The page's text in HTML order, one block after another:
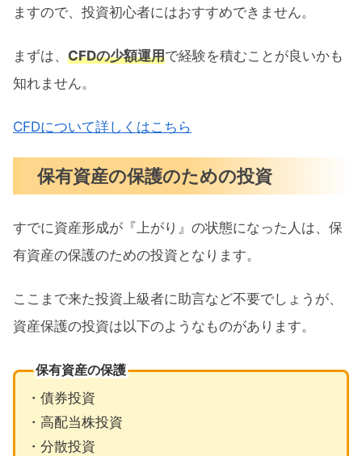
ますので、投資初心者にはおすすめできません。
まずは、 CFDの少額運用で経験を積むことが良いかも
知れません。
CFDについて詳しくはこちら
保有資産の保護のための投資
すでに資産形成が『上がり』の状態になった人は、保
有資産の保護のための投資となります。
ここまで来た投資上級者に助言など不要でしょうが、
資産保護の投資は以下のようなものがあります。
保有資産の保護
・債券投資
・高配当株投資
・分散投資